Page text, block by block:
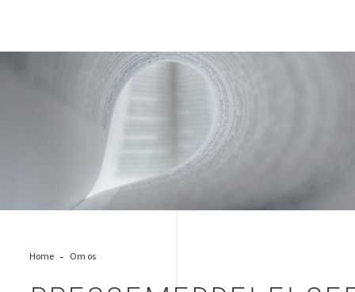
Bureau Veritas' pressemeddelelser
Home Om os